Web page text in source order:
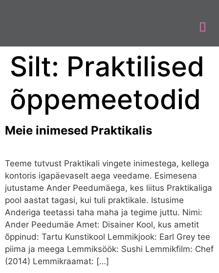
Silt: Praktilised
õppemeetodid
Meie inimesed Praktikalis
Teeme tutvust Praktikali vingete inimestega, kellega
kontoris igapäevaselt aega veedame. Esimesena
jutustame Ander Peedumäega, kes liitus Praktikaliga
pool aastat tagasi, kui tuli praktikale. Istusime
Anderiga teetassi taha maha ja tegime juttu. Nimi:
Ander Peedumäe Amet: Disainer Kool, kus ametit
õppinud: Tartu Kunstikool Lemmikjook: Earl Grey tee
piima ja meega Lemmiksöök: Sushi Lemmikfilm: Chef
(2014) Lemmikraamat: […]